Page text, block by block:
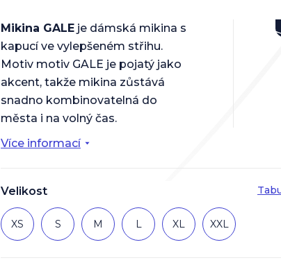
Velikost
XS S M L XL XXL
Více informací
Mikina GALE je dámská mikina s
kapucí ve vylepšeném střihu.
Motiv motiv GALE je pojatý jako
akcent, takže mikina zůstává
snadno kombinovatelná do
města i na volný čas.